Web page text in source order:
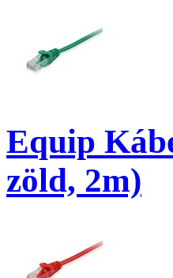
Equip
zöld, 2m)